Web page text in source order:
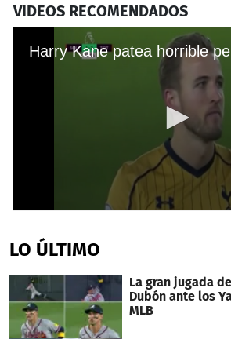
VIDEOS RECOMENDADOS
of
16
LO ÚLTIMO
La gran jugada
Dubón ante los
MLB